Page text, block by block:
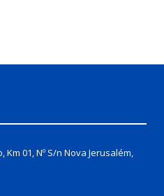
Km 01, Nº S/n Nova Jerusalém,